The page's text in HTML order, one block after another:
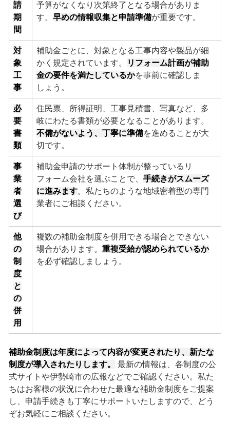
請
期
間
予算がなくなり次第終了となる場合がありま
す。 早めの情報収集と申請準備が重要です。
対
象
工
事
補助金ごとに、対象となる工事内容や製品が細
かく規定されています。
リフォーム計画が補助
金の要件を満たしているかを事前に確認しま
しょう。
必
要
書
類
住民票、所得証明、工事見積書、写真など、多
岐にわたる書類が必要となることがあります。
不備がないよう、丁寧に準備を進めることが大
切です。
事
業
者
選
び
補助金申請のサポート体制が整っているリ
フォーム会社を選ぶことで、 手続きがスムーズ
に進みます。私たちのような地域密着型の専門
業者にご相談ください。
他
の
制
度
と
の
併
用
複数の補助金制度を併用できる場合とできない
場合があります。 重複受給が認められているか
を必ず確認しましょう。
補助金制度は年度によって内容が変更されたり、新たな
制度が導入されたりします。
最新の情報は、各制度の公
式サイトや伊勢崎市の広報などでご確認ください。私た
ちはお客様の状況に合わせた最適な補助金制度をご提案
し、申請手続きも丁寧にサポートいたしますので、どう
ぞお気軽にご相談ください。